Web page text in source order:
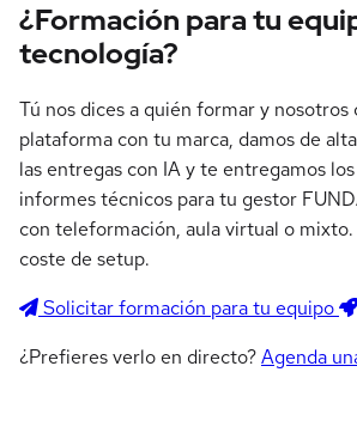
¿Formación para tu
tecnología?
Tú nos dices a quién formar y
plataforma con tu marca, damos de
las entregas con IA y te entregamos
informes técnicos para tu gestor
con teleformación, aula virtual o
coste de setup.
Solicitar formación para tu equipo
¿Prefieres verlo en directo?Agenda